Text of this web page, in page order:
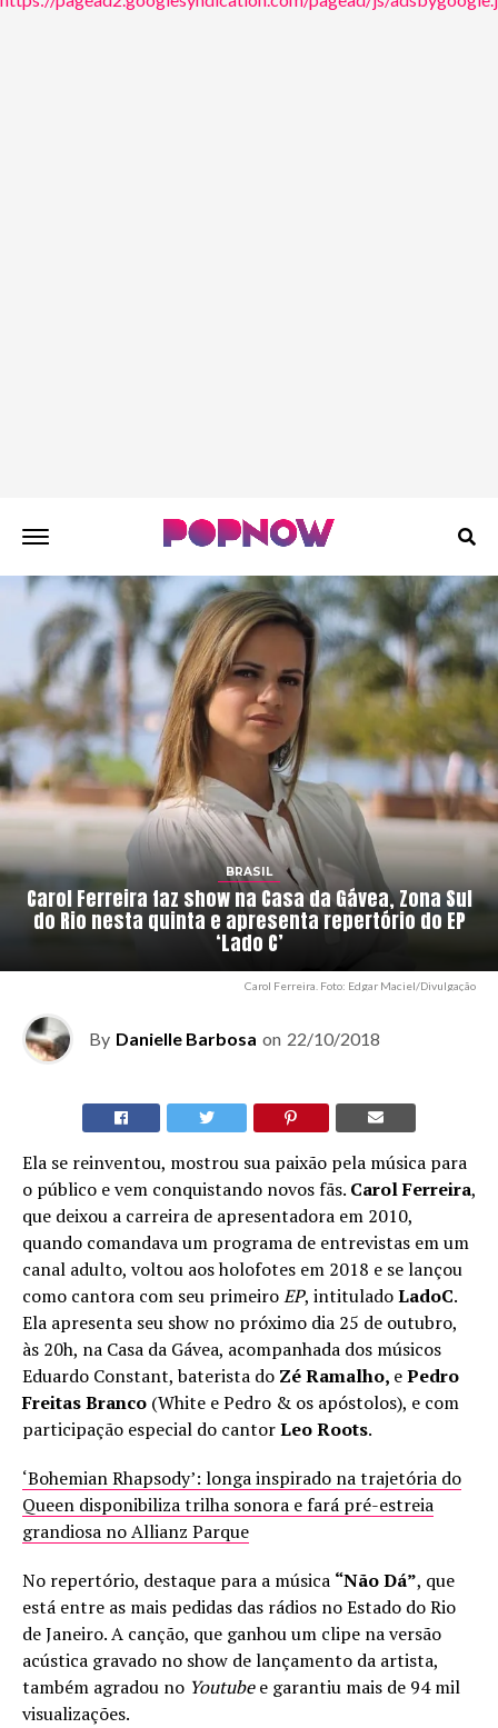
BRASIL
Carol Ferreira faz show na Casa da Gávea, Zona Sul
do Rio nesta quinta e apresenta repertório do EP
‘Lado C’
Carol Ferreira. Foto: Edgar Maciel/Divulgação
By Danielle Barbosa on 22/10/2018
Ela se reinventou, mostrou sua paixão pela música para
o público e vem conquistando novos fãs. Carol Ferreira,
que deixou a carreira de apresentadora em 2010,
quando comandava um programa de entrevistas em um
canal adulto, voltou aos holofotes em 2018 e se lançou
como cantora com seu primeiroEP, intituladoLadoC.
Ela apresenta seu show no próximo dia 25 de outubro,
às 20h, na Casa da Gávea, acompanhada dos músicos
Eduardo Constant, baterista do Zé Ramalho, ePedro
Freitas Branco (White e Pedro & os apóstolos), e com
participação especial do cantorLeo Roots.
‘Bohemian Rhapsody’: longa inspirado na trajetória do
Queen disponibiliza trilha sonora e fará pré-estreia
grandiosa no Allianz Parque
No repertório, destaque para a música “Não Dá”, que
está entre as mais pedidas das rádios no Estado do Rio
de Janeiro. A canção, que ganhou um clipe na versão
acústica gravado no show de lançamento da artista,
também agradou no Youtubee garantiu mais de 94 mil
visualizações.